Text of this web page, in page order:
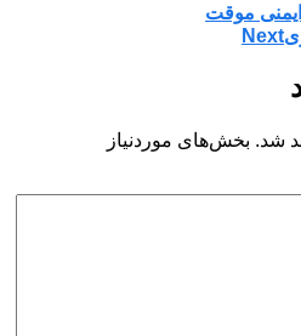
موقت
Next
شد. بخش‌های موردنیاز